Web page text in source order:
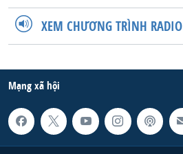
XEM CHƯƠNG TRÌNH RADIO
Mạng xã hội